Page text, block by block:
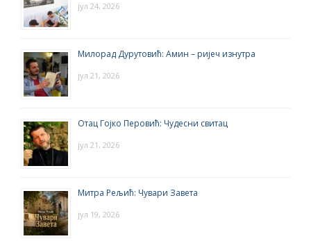
јул 24, 2026
Милорад Дурутовић: Амин – ријеч изнутра
јул 21, 2026
Отац Гојко Перовић: Чудесни свитац
јул 21, 2026
Митра Рељић: Чувари Завета
јул 19, 2026